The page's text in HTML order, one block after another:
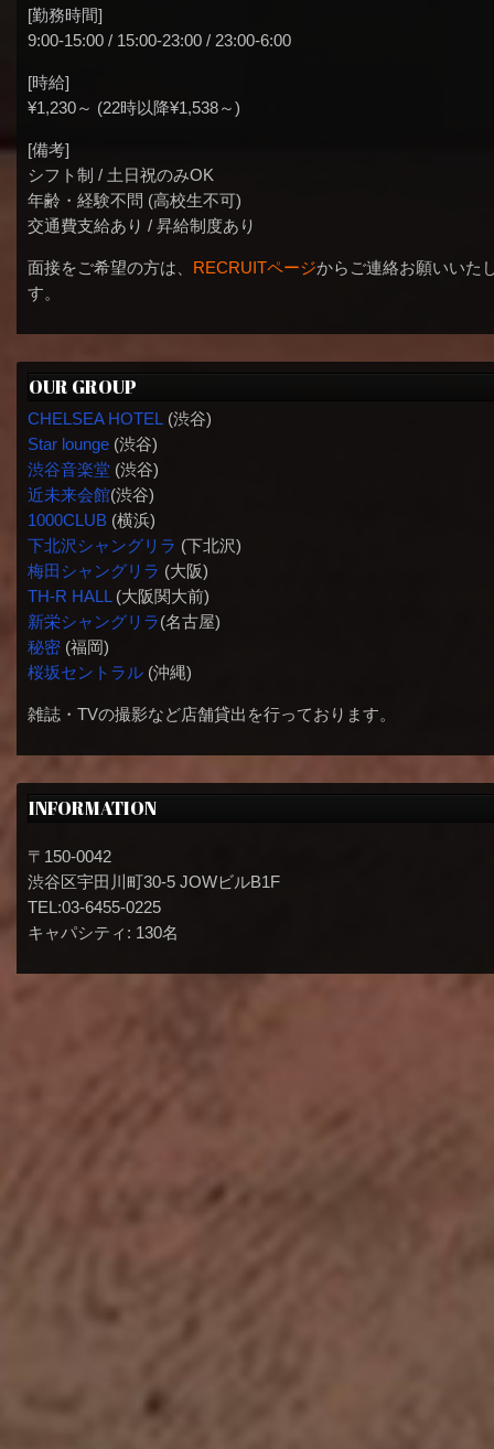
[勤務時間]
9:00-15:00 / 15:00-23:00 / 23:00-6:00
[時給]
¥1,230～ (22時以降¥1,538～)
[備考]
シフト制 / 土日祝のみOK
年齢・経験不問 (高校生不可)
交通費支給あり / 昇給制度あり
面接をご希望の方は、 RECRUITページからご連絡お願いいた
す。
OUR GROUP
CHELSEA HOTEL (渋谷)
Star lounge(渋谷)
渋谷音楽堂(渋谷)
近未来会館(渋谷)
1000CLUB(横浜)
下北沢シャングリラ (下北沢)
梅田シャングリラ (大阪)
TH-R HALL(大阪関大前)
新栄シャングリラ(名古屋)
秘密(福岡)
桜坂セントラル(沖縄)
雑誌・TVの撮影など店舗貸出を行っております。
INFORMATION
〒150-0042
渋谷区宇田川町30-5 JOWビルB1F
TEL:03-6455-0225
キャパシティ: 130名